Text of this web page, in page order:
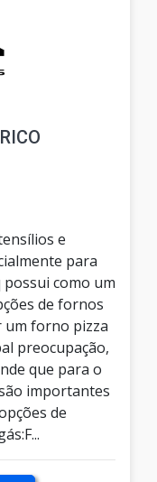
e
para
como um
de fornos
um forno pizza
preocupação,
que para o
importantes
de